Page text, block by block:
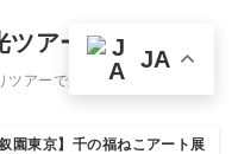
アー
ツアーで楽しもう
園東京】千の福ねこアート展
JA